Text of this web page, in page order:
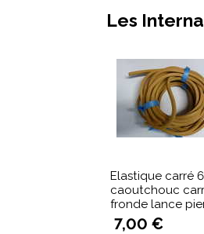
Les
Elastique carré
caoutchouc
fronde lance
7,00 €